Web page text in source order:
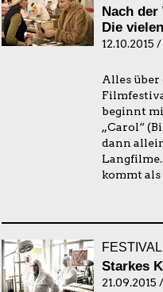
Nach der
Die
Alles über
beginnt
„Carol“
dann
kommt als
Starkes